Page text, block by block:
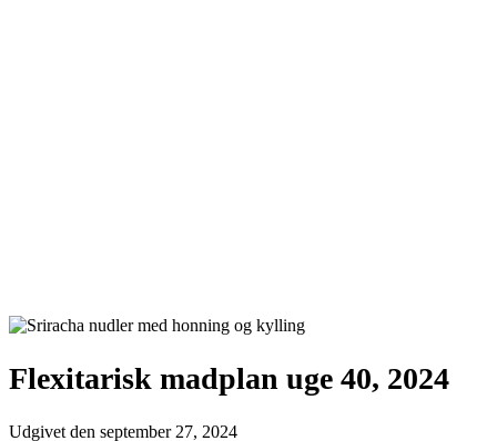
Flexitarisk madplan uge 40, 2024
Udgivet den september 27, 2024